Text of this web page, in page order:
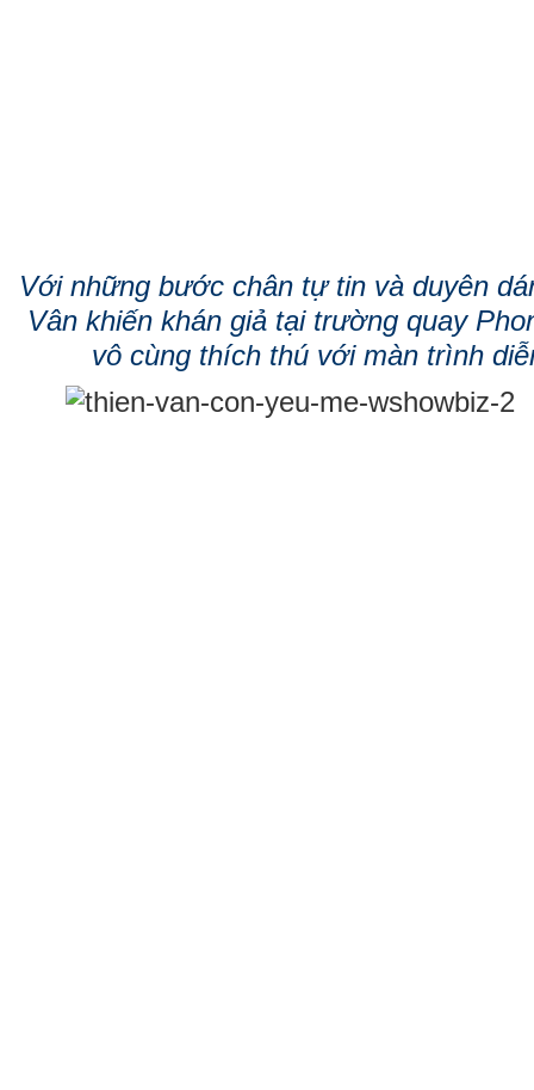
Với những bước chân tự tin và duyên
Vân khiến khán giả tại trường quay
vô cùng thích thú với màn trình